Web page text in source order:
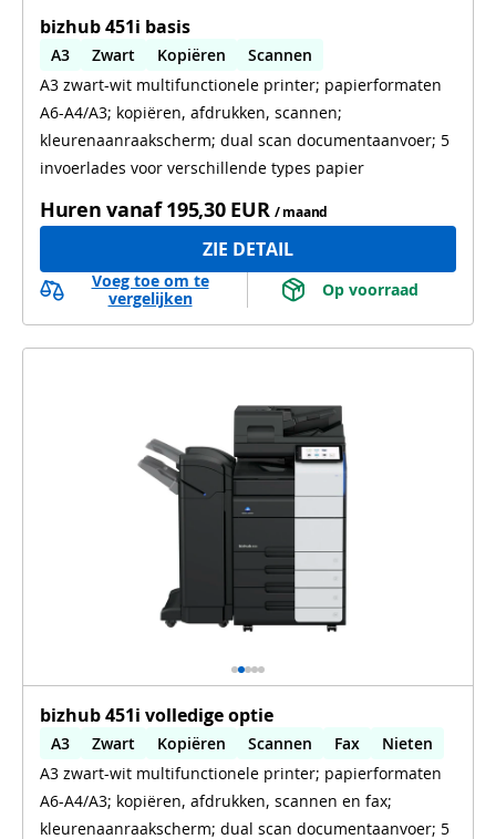
bizhub 451i basis
A3 Zwart Kopiëren
Scannen
Automatisch dubbelzijdig printen
Automatisch dubbelzijdig scannen
A3 zwart-wit multifunctionele printer; papierformaten
A6-A4/A3; kopiëren, afdrukken, scannen;
kleurenaanraakscherm; dual scan documentaanvoer; 5
invoerlades voor verschillende types papier
Huren vanaf 195,30 EUR / maand
ZIE DETAIL
Voeg toe om te
vergelijken
Op voorraad
bizhub 451i volledige optie
A3 Zwart Kopiëren Scannen Fax
Nieten
Automatisch dubbelzijdig printen
Automatisch dubbelzijdig scannen
WiFi
A3 zwart-wit multifunctionele printer; papierformaten
A6-A4/A3; kopiëren, afdrukken, scannen en fax;
kleurenaanraakscherm; dual scan documentaanvoer; 5